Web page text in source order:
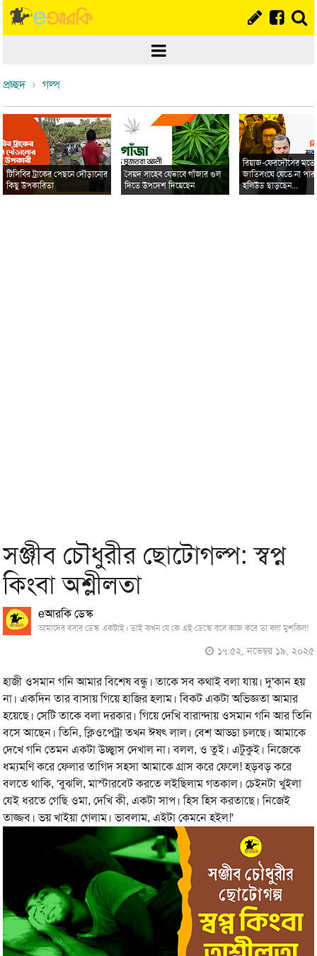
প্রচ্ছদ গল্প
টিসিবির ট্রাকের পেছনে দৌড়ানোর
কিছু উপকারিতা
সৈয়দ সাহেব যেভাবে গাঁজার গুল
দিতে উপদেশ দিয়েছেন
রিয়াজ-ফেরদৌসের মতো
জাতিসংঘে যেতে না
হলিউড ছাড়ছেন...
সঞ্জীব চৌধুরীর ছোটোগল্প: স্বপ্ন
কিংবা অশ্লীলতা
eআরকি ডেস্ক
আমাদের বসার ডেস্ক একটাই। তাই কখন যে কে এই ডেস্কে বসে কাজ করে তা বলা মুশকিল!
১৭:৫২, নভেম্বর ১৯, ২০২৫
হাজী ওসমান গনি আমার বিশেষ বন্ধু। তাকে সব কথাই বলা যায়। দু'কান হয়
না। একদিন তার বাসায় গিয়ে হাজির হলাম। বিকট একটা অভিজ্ঞতা আমার
হয়েছে। সেটি তাকে বলা দরকার। গিয়ে দেখি বারান্দায় ওসমান গনি আর তিনি
বসে আছেন। তিনি, ক্লিওপেট্রা তখন ঈষৎ লাল। বেশ আড্ডা চলছে। আমাকে
দেখে গনি তেমন একটা উচ্ছ্বাস দেখাল না। বলল, ও তুই। এটুকুই। নিজেকে
ধম্যমণি করে ফেলার তাগিদ সহসা আমাকে গ্রাস করে ফেলে! হড়বড় করে
বলতে থাকি, 'বুঝলি, মাস্টারবেট করতে লইছিলাম গতকাল। চেইনটা খুইলা
যেই ধরতে গেছি ওমা, দেখি কী, একটা সাপ। হিস হিস করতাছে। নিজেই
তাজ্জব। ভয় খাইয়া গেলাম। ভাবলাম, এইটা কেমনে হইল!'